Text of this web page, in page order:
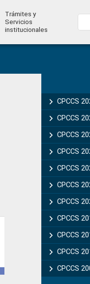
Trámites y
Servicios
institucionales
CPCCS
CPCCS
CPCCS
CPCCS
CPCCS
CPCCS
CPCCS
CPCCS
CPCCS
CPCCS
CPCCS